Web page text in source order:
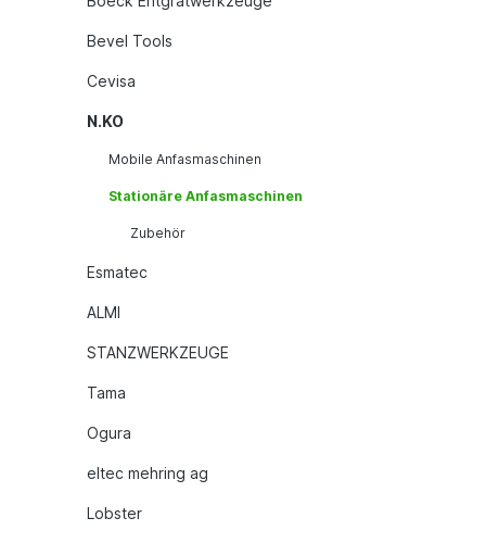
Bevel Tools
Cevisa
N.KO
Mobile Anfasmaschinen
Stationäre Anfasmaschinen
Zubehör
Esmatec
ALMI
STANZWERKZEUGE
Tama
Ogura
eltec mehring ag
Lobster